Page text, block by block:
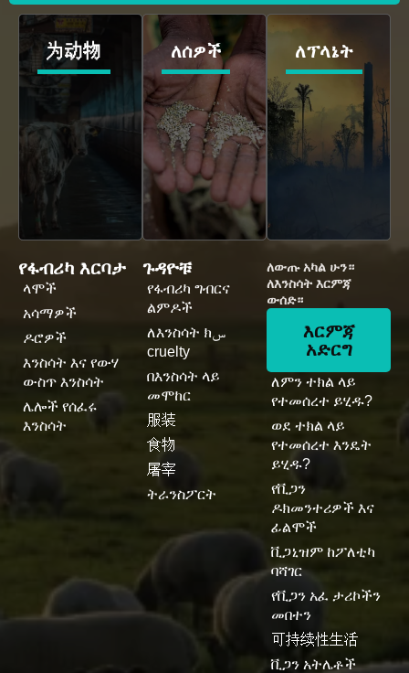
为动物 ለሰዎች ለፕላኔት
የፋብሪካ እርባታ
ላሞች
አሳማዎች
ዶሮዎች
እንስሳት እና የውሃ
ውስጥ እንስሳት
ሌሎች የሰፈሩ
እንስሳት
ጉዳዮቹ
የፋብሪካ ግብርና
ልምዶች
ለእንስሳት ክس
cruelty
በእንስሳት ላይ
መሞከር
服装
食物
屠宰
ትራንስፖርት
ለውጡ አካል ሁን።
ለእንስሳት እርምጃ
ውሰድ።
እርምጃ
አድርግ
ለምን ተክል ላይ
የተመሰረተ ይሂዱ?
ወደ ተክል ላይ
የተመሰረተ እንዴት
ይሂዱ?
የቪጋን
ዶክመንተሪዎች እና
ፊልሞች
ቪጋኒዝም ከፖለቲካ
ባሻገር
የቪጋን አፈ ታሪኮችን
መበተን
可持续性生活
ቪጋን አትሌቶች